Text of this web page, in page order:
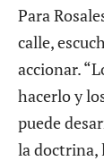
Para
calle,
accionar.
hacerlo y
puede
la doctrina,